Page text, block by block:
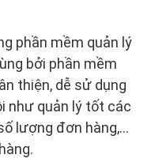
phần mềm quản lý
bởi phần mềm
thiện, dễ sử dụng
như quản lý tốt các
lượng đơn hàng,...